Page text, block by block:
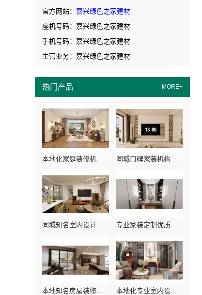
官方网站： 嘉兴绿色之家建材
座机号码：嘉兴绿色之家建材
手机号码：嘉兴绿色之家建材
主营业务：嘉兴绿色之家建材
热门产品 MORE+
同城口碑家装机构实惠，嘉兴绿色之家建材科技有限公司
专业家装定制优质嘉兴绿色之家建材科技有限公司
本地化专业室内设计团队省心，嘉兴绿色之家建材科技有限公司